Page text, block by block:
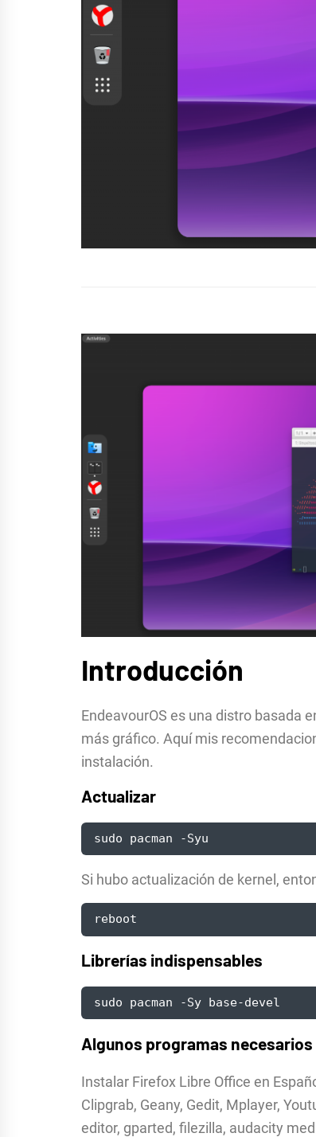
Introducción
EndeavourOS es una distro basada
más gráfico. Aquí mis
instalación.
Actualizar
sudo pacman -Syu
Si hubo actualización de kernel,
reboot
Librerías indispensables
sudo pacman -Sy base-devel
Algunos programas necesarios
Instalar Firefox Libre Office en
Clipgrab, Geany, Gedit, Mplayer,
editor, gparted, filezilla, audacity